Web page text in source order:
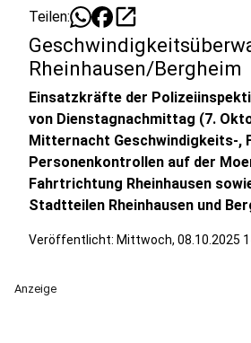
Teilen: open_in_new
Rheinhausen/Bergheim
Einsatzkräfte der
von Dienstagnachmittag (7.
Mitternacht Geschwindigkeits-,
Personenkontrollen auf der
Fahrtrichtung Rheinhausen
Stadtteilen Rheinhausen und
Veröffentlicht: Mittwoch, 08.10.2025
Anzeige